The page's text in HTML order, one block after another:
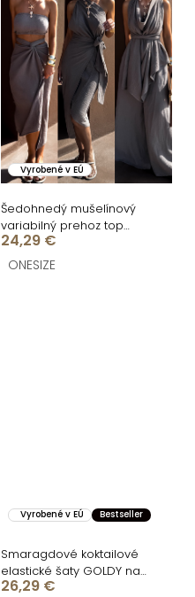
Vyrobené v EÚ
Šedohnedý mušelínový
variabilný prehoz top
šaty DASHER
24,29 €
ONESIZE
Vyrobené v EÚ Bestseller
Smaragdové koktailové
elastické šaty GOLDY na
zaväzovanie
26,29 €